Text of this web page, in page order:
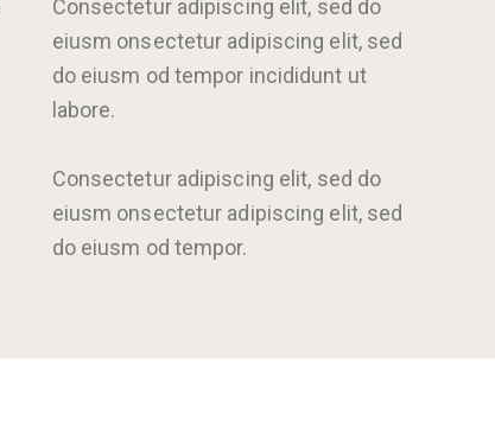
Consectetur adipiscing elit, sed do
eiusm onsectetur adipiscing elit, sed
do eiusm od tempor incididunt ut
labore.
Consectetur adipiscing elit, sed do
eiusm onsectetur adipiscing elit, sed
do eiusm od tempor.